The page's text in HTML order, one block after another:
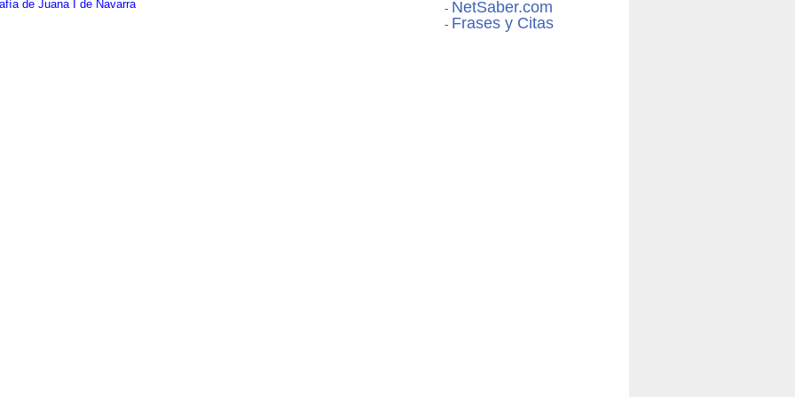
de Juana I de Navarra
- NetSaber.com
- Frases y Citas